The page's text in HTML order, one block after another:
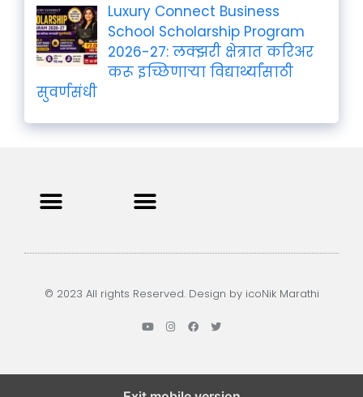
Luxury Connect Business
School Scholarship Program
2026-27: लक्झरी क्षेत्रात करिअर
करू इच्छिणाऱ्या विद्यार्थ्यांसाठी
सुवर्णसंधी
© 2023 All rights Reserved. Design by icoNik Marathi